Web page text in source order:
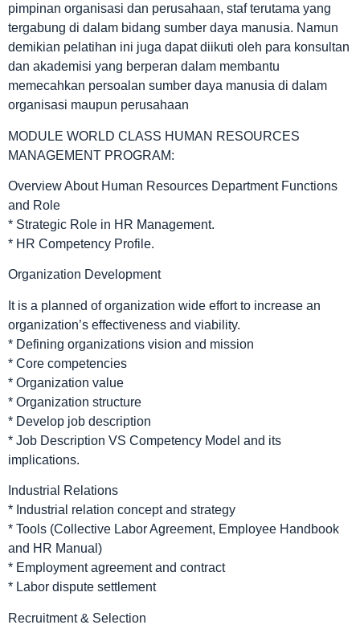
pimpinan organisasi dan perusahaan, staf terutama yang
tergabung di dalam bidang sumber daya manusia. Namun
demikian pelatihan ini juga dapat diikuti oleh para konsultan
dan akademisi yang berperan dalam membantu
memecahkan persoalan sumber daya manusia di dalam
organisasi maupun perusahaan
MODULE WORLD CLASS HUMAN RESOURCES
MANAGEMENT PROGRAM:
Overview About Human Resources Department Functions
and Role
* Strategic Role in HR Management.
* HR Competency Profile.
Organization Development
It is a planned of organization wide effort to increase an
organization’s effectiveness and viability.
* Defining organizations vision and mission
* Core competencies
* Organization value
* Organization structure
* Develop job description
* Job Description VS Competency Model and its
implications.
Industrial Relations
* Industrial relation concept and strategy
* Tools (Collective Labor Agreement, Employee Handbook
and HR Manual)
* Employment agreement and contract
* Labor dispute settlement
Recruitment & Selection